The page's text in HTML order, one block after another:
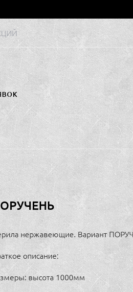
нержавеющие. Вариант
описание:
высота 1000мм